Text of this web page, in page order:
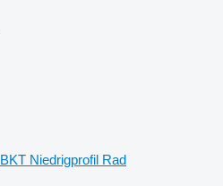
BKT Niedrigprofil Rad